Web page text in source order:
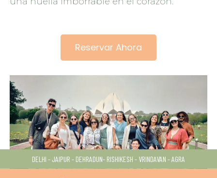
Reservar Ahora
DELHI - JAIPUR - DEHRADUN- RISHIKESH - VRINDAVAN - AGRA